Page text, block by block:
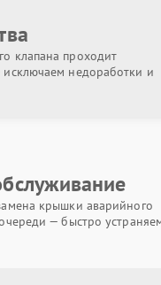
клапана проходит
недоработки и
крышки аварийного
— быстро